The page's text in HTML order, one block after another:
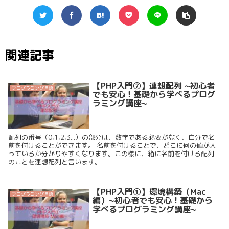
関連記事
プログラミング言語 【PHP入門⑦】連想配列 ~初心者
でも安心！基礎から学べるプログ
ラミング講座~
配列の番号（0,1,2,3...）の部分は、数字である必要がなく、自分で名
前を付けることができます。 名前を付けることで、どこに何の値が入
っているか分かりやすくなります。この様に、箱に名前を付ける配列
のことを連想配列と言います。
プログラミング言語 【PHP入門①】環境構築（Mac
編）~初心者でも安心！基礎から
学べるプログラミング講座~